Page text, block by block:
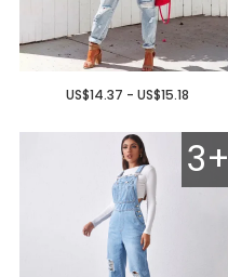
US$14.37 - US$15.18
3+